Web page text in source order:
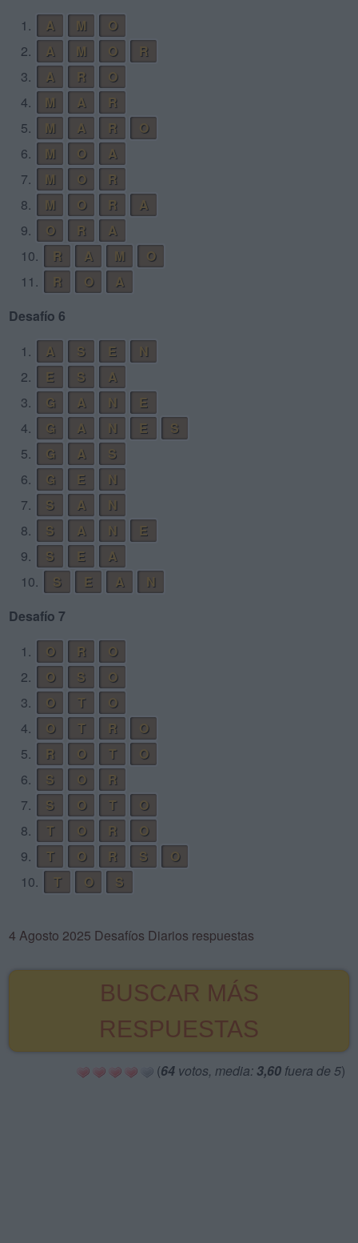
1.
A M
O
2.
A M O
R
3.
A R
O
4.
M A
R
5.
M A R
O
6.
M O
A
7.
M O
R
8.
M O R
A
9.
O R
A
10.
R A M
O
11.
R O
A
Desafío 6
1.
A S E
N
2.
E S
A
3.
G A N
E
4.
G A N E
S
5.
G A
S
6.
G E
N
7.
S A
N
8.
S A N
E
9.
S E
A
10.
S E A
N
Desafío 7
1.
O R
O
2.
O S
O
3.
O T
O
4.
O T R
O
5.
R O T
O
6.
S O
R
7.
S O T
O
8.
T O R
O
9.
T O R S
O
10.
T O S
4 Agosto 2025 Desafíos Diarios respuestas
BUSCAR MÁS
RESPUESTAS
(64 votos, media: 3,60 fuera de 5)